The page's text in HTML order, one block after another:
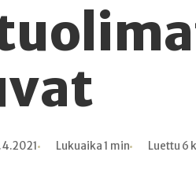
Lukuaika 1 min Luettu 6